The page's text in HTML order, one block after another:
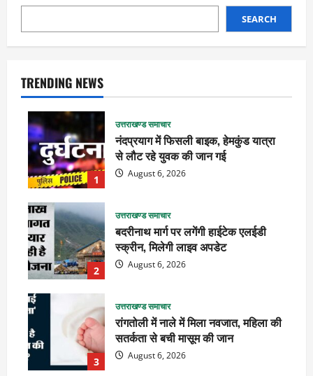
SEARCH
TRENDING NEWS
1
उत्तराखण्ड समाचार
नंदप्रयाग में फिसली बाइक, हेमकुंड यात्रा
से लौट रहे युवक की जान गई
August 6, 2026
2
उत्तराखण्ड समाचार
बदरीनाथ मार्ग पर लगेंगी हाईटेक एलईडी
स्क्रीन, मिलेगी लाइव अपडेट
August 6, 2026
3
उत्तराखण्ड समाचार
रांगतोली में नाले में मिला नवजात, महिला की
सतर्कता से बची मासूम की जान
August 6, 2026